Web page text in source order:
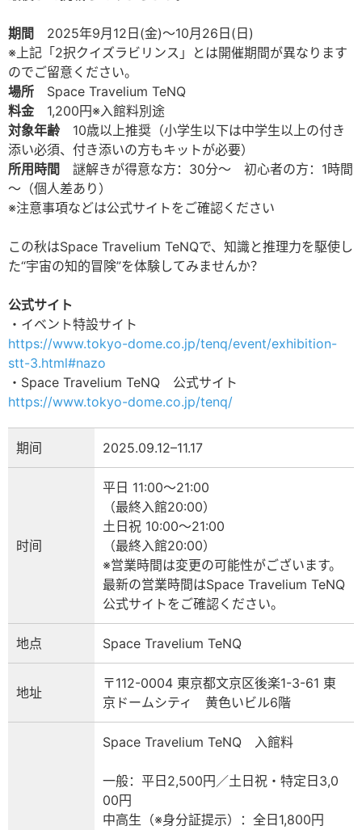
期間 2025年9月12日(金)～10月26日(日)
※上記「2択クイズラビリンス」とは開催期間が異なります
のでご留意ください。
場所 Space Travelium TeNQ
料金 1,200円※入館料別途
対象年齢10歳以上推奨（小学生以下は中学生以上の付き
添い必須、付き添いの方もキットが必要）
所用時間 謎解きが得意な方：30分～ 初心者の方：1時間
～（個人差あり）
※注意事項などは公式サイトをご確認ください
この秋はSpace Travelium TeNQで、知識と推理力を駆使し
た“宇宙の知的冒険”を体験してみませんか？
公式サイト
・イベント特設サイト
https://www.tokyo-dome.co.jp/tenq/event/exhibition-
stt-3.html#nazo
・Space Travelium TeNQ 公式サイト
https://www.tokyo-dome.co.jp/tenq/
期间 2025.09.12–11.17
时间
平日 11:00～21:00
（最終入館20:00）
土日祝 10:00～21:00
（最終入館20:00）
※営業時間は変更の可能性がございます。
最新の営業時間はSpace Travelium TeNQ
公式サイトをご確認ください。
地点 Space Travelium TeNQ
地址
〒112-0004 東京都文京区後楽1-3-61 東
京ドームシティ 黄色いビル6階
Space Travelium TeNQ 入館料
一般：平日2,500円／土日祝・特定日3,0
00円
中高生（※身分証提示）：全日1,800円